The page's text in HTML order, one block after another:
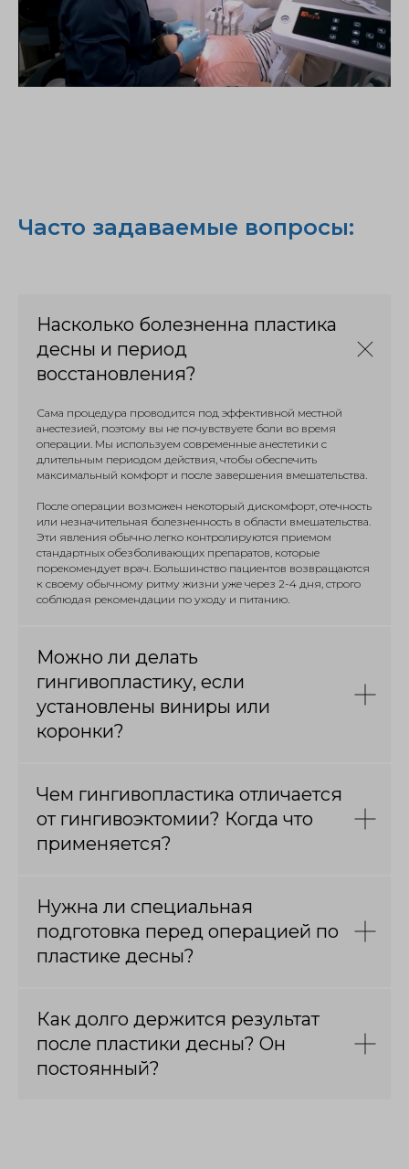
Часто задаваемые вопросы:
Насколько болезненна пластика
десны и период
восстановления?
Сама процедура проводится под эффективной местной
анестезией, поэтому вы не почувствуете боли во время
операции. Мы используем современные анестетики с
длительным периодом действия, чтобы обеспечить
максимальный комфорт и после завершения вмешательства.
После операции возможен некоторый дискомфорт, отечность
или незначительная болезненность в области вмешательства.
Эти явления обычно легко контролируются приемом
стандартных обезболивающих препаратов, которые
порекомендует врач. Большинство пациентов возвращаются
к своему обычному ритму жизни уже через 2-4 дня, строго
соблюдая рекомендации по уходу и питанию.
Можно ли делать
гингивопластику, если
установлены виниры или
коронки?
Чем гингивопластика отличается
от гингивоэктомии? Когда что
применяется?
Нужна ли специальная
подготовка перед операцией по
пластике десны?
Как долго держится результат
после пластики десны? Он
постоянный?